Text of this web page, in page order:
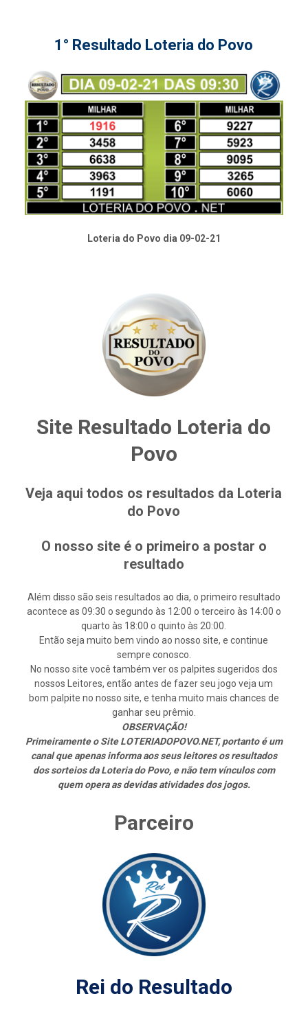
1° Resultado Loteria do Povo
Loteria do Povo dia 09-02-21
Site Resultado Loteria do
Povo
Veja aqui todos os resultados da Loteria
do Povo
O nosso site é o primeiro a postar o
resultado
Além disso são seis resultados ao dia, o primeiro resultado
acontece as 09:30 o segundo às 12:00 o terceiro às 14:00 o
quarto às 18:00 o quinto às 20:00.
Então seja muito bem vindo ao nosso site, e continue
sempre conosco.
No nosso site você também ver os palpites sugeridos dos
nossos Leitores, então antes de fazer seu jogo veja um
bom palpite no nosso site, e tenha muito mais chances de
ganhar seu prêmio.
OBSERVAÇÃO!
Primeiramente o Site LOTERIADOPOVO.NET, portanto é um
canal que apenas informa aos seus leitores os resultados
dos sorteios da Loteria do Povo, e não tem vínculos com
quem opera as devidas atividades dos jogos.
Parceiro
Rei do Resultado